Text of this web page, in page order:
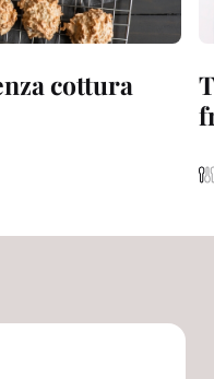
cottura